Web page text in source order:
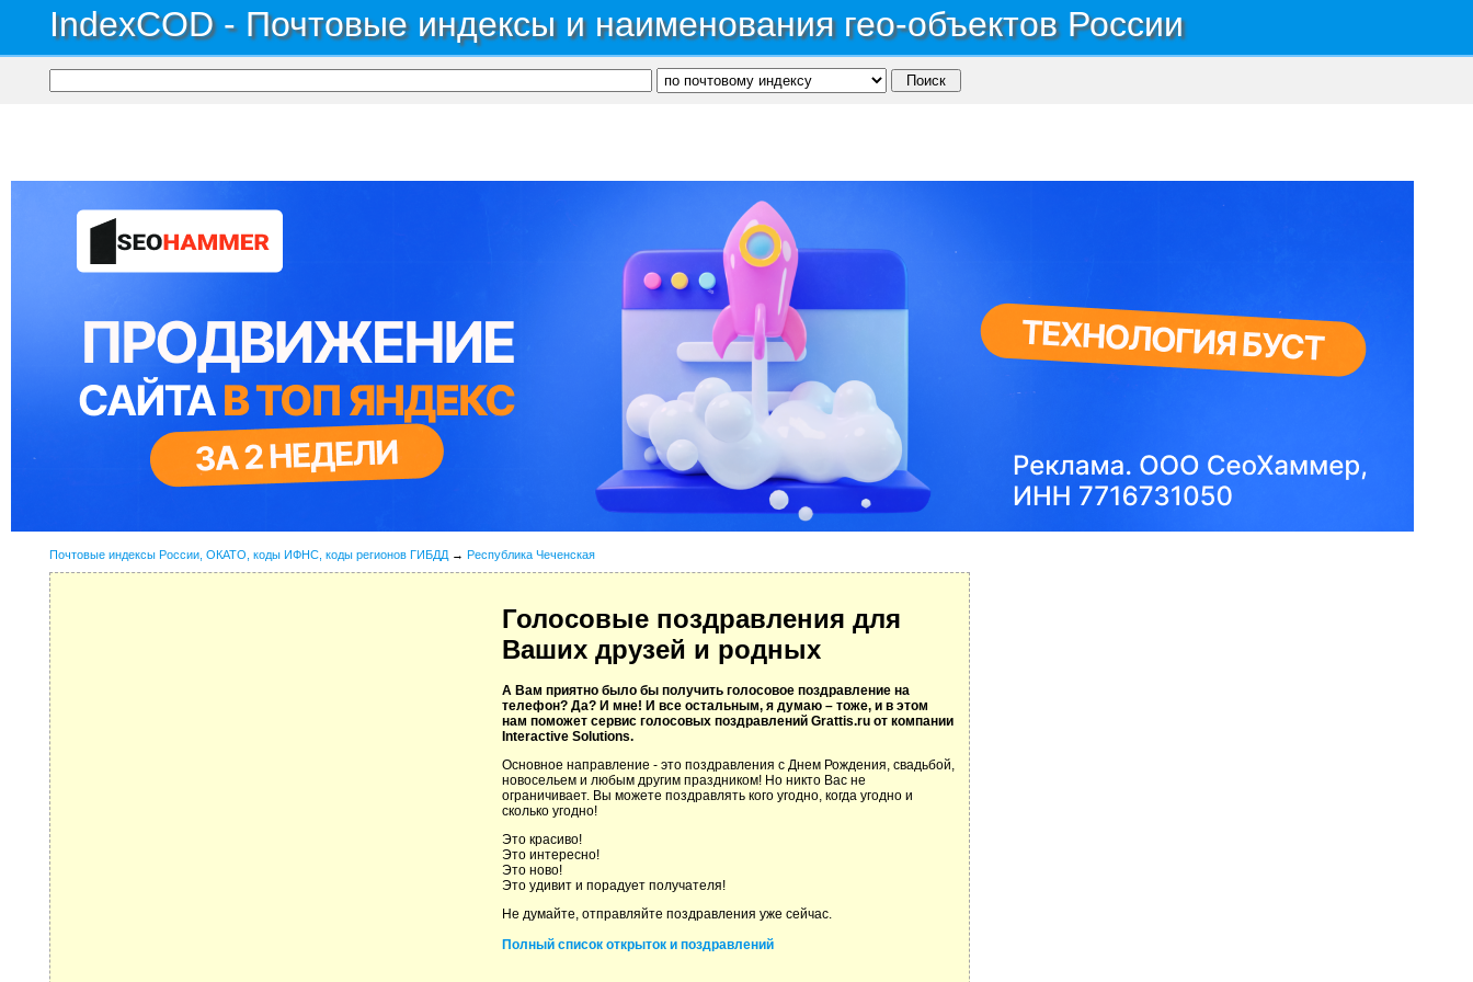
IndexCOD - Почтовые индексы и наименования гео-объектов России
Почтовые индексы России, ОКАТО, коды ИФНС, коды регионов ГИБДД → Республика Чеченская
Голосовые поздравления для
Ваших друзей и родных
А Вам приятно было бы получить голосовое поздравление на
телефон? Да? И мне! И все остальным, я думаю – тоже, и в этом
нам поможет сервис голосовых поздравлений Grattis.ru от компании
Interactive Solutions.
Основное направление - это поздравления с Днем Рождения, свадьбой,
новосельем и любым другим праздником! Но никто Вас не
ограничивает. Вы можете поздравлять кого угодно, когда угодно и
сколько угодно!
Это красиво!
Это интересно!
Это ново!
Это удивит и порадует получателя!
Не думайте, отправляйте поздравления уже сейчас.
Полный список открыток и поздравлений